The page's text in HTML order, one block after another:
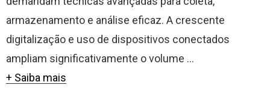
armazenamento e análise eficaz. A crescente
digitalização e uso de dispositivos conectados
ampliam significativamente o volume ...
+ Saiba mais